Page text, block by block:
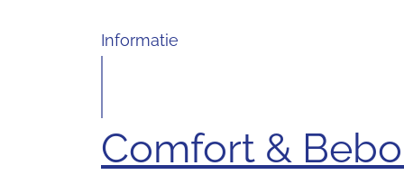
Informatie
Comfort &